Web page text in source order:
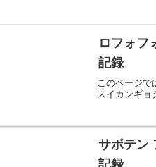
ロフォフ
記録
このページで
スイカンギョ
サボテン
記録